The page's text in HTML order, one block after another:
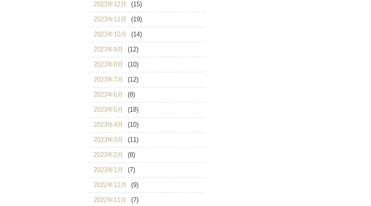
2023年12月 (15)
2023年11月 (19)
2023年10月 (14)
2023年9月 (12)
2023年8月 (10)
2023年7月 (12)
2023年6月 (8)
2023年5月 (18)
2023年4月 (10)
2023年3月 (11)
2023年2月 (8)
2023年1月 (7)
2022年12月 (9)
2022年11月 (7)